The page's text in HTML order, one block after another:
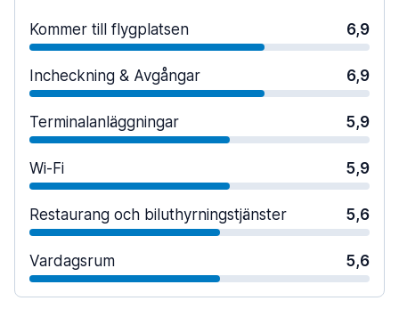
Kommer till flygplatsen 6,9
Incheckning & Avgångar 6,9
Terminalanläggningar 5,9
Wi-Fi 5,9
Restaurang och biluthyrningstjänster 5,6
Vardagsrum 5,6